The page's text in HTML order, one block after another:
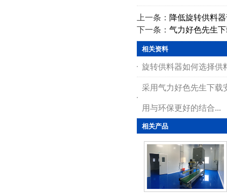
上一条： 降低旋转供料
下一条： 气力好色先生
相关资料
旋转供料器如何选择供
采用气力好色先生下载
用与环保更好的结合...
相关产品